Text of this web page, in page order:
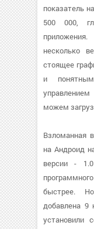
показатель
500 000,
несколько
стоящее
и
можем
Взломанная
на Андроид
версии -
быстрее.
добавлена 9
установили